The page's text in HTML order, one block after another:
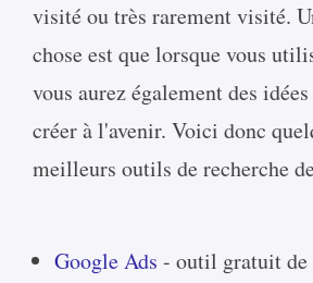
visité ou très rarement visité.
chose est que lorsque vous
vous aurez également des
créer à l'avenir. Voici donc
meilleurs outils de recherche
Google Ads - outil gratuit de